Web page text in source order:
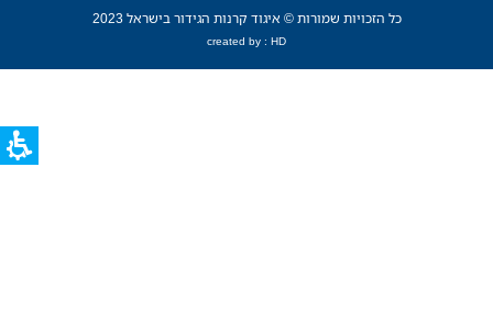
כל הזכויות שמורות © איגוד קרנות הגידור בישראל 2023
created by : HD